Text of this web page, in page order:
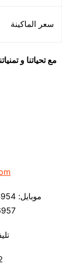
سعر الماكينة
مع تحياتنا و